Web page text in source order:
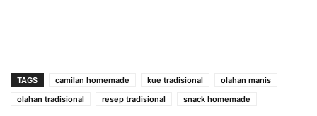
TAGS camilan homemade kue tradisional
olahan manis
olahan tradisional
resep tradisional snack homemade